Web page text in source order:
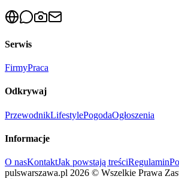
Serwis
FirmyPraca
Odkrywaj
PrzewodnikLifestylePogodaOgłoszenia
Informacje
O nasKontaktJak powstają treściRegulamin
pulswarszawa.pl 2026 © Wszelkie Prawa